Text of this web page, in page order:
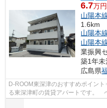
6.7万
山陽本
1.6km
山陽本
山陽本
業振興
築1年
広島県
D-ROOM東深津のおすすめポイン
る東深津町の賃貸アパートです。